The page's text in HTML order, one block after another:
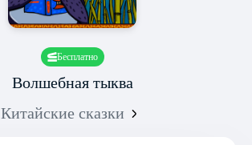
Бесплатно
Волшебная тыква
Китайские сказки